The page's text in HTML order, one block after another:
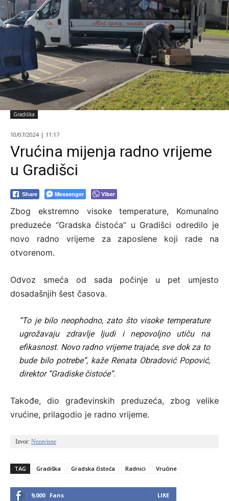
Gradiška
10/07/2024 | 11:17
Vrućina mijenja radno vrijeme
u Gradišci
Share Messenger Viber
Zbog ekstremno visoke temperature, Komunalno
preduzeće “Gradska čistoća” u Gradišci odredilo je
novo radno vrijeme za zaposlene koji rade na
otvorenom.
Odvoz smeća od sada počinje u pet umjesto
dosadašnjih šest časova.
“To je bilo neophodno, zato što visoke temperature
ugrožavaju zdravlje ljudi i nepovoljno utiču na
efikasnost. Novo radno vrijeme trajaće, sve dok za to
bude bilo potrebe”, kaže Renata Obradović Popović,
direktor “Gradiske čistoće”.
Takođe, dio građevinskih preduzeća, zbog velike
vrućine, prilagodio je radno vrijeme.
Izvor: Nezavisne
TAG Gradiška Gradska čistoća Radnici Vrućine
9,000 Fans LIKE